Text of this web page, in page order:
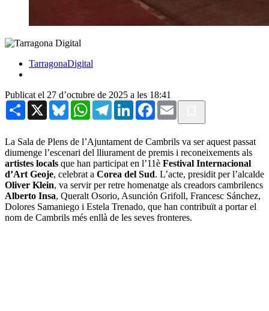
TarragonaDigital
Publicat el 27 d’octubre de 2025 a les 18:41
Share X BlueskyWhatsAppTelegramLinkedInFacebook
Email
La Sala de Plens de l’Ajuntament de Cambrils va ser aquest passat
diumenge l’escenari del lliurament de premis i reconeixements als
artistes locals que han participat en l’11è Festival Internacional
d’Art Geoje, celebrat a Corea del Sud. L’acte, presidit per l’alcalde
Oliver Klein, va servir per retre homenatge als creadors cambrilencs
Alberto Insa, Queralt Osorio, Asunción Grifoll, Francesc Sánchez,
Dolores Samaniego i Estela Trenado, que han contribuït a portar el
nom de Cambrils més enllà de les seves fronteres.